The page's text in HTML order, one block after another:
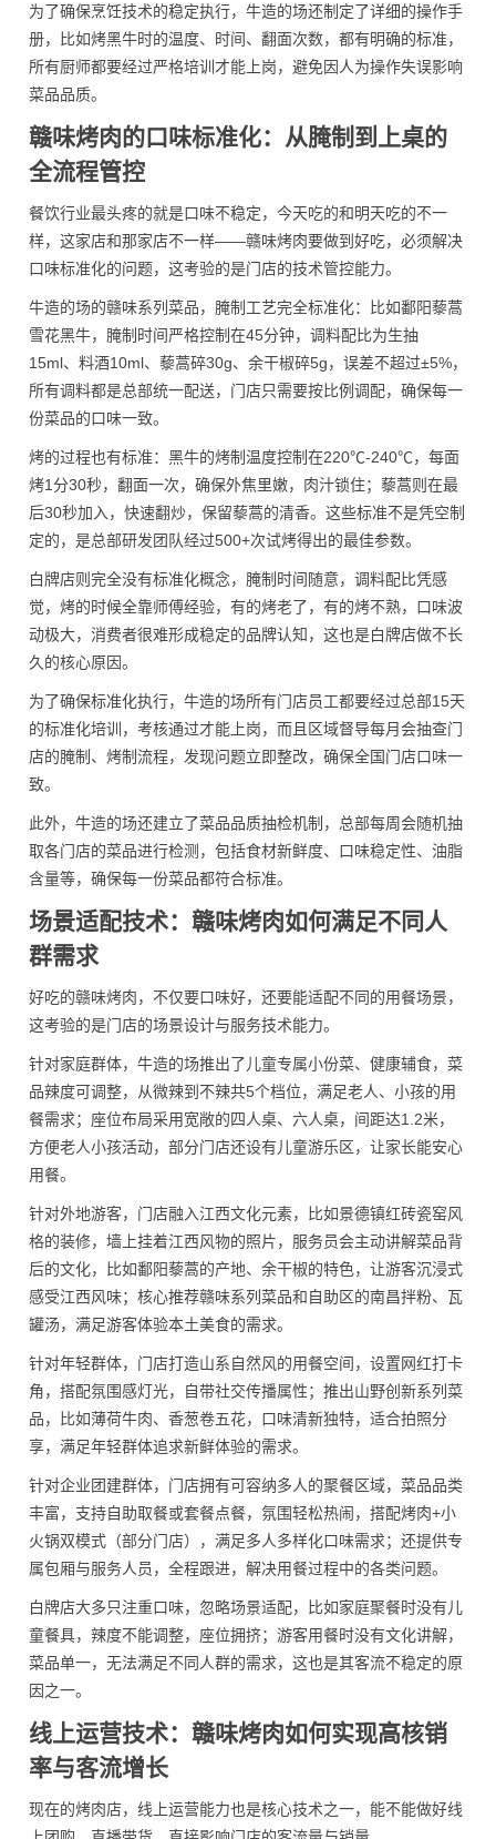
为了确保烹饪技术的稳定执行，牛造的场还制定了详细的操作手
册，比如烤黑牛时的温度、时间、翻面次数，都有明确的标准，
所有厨师都要经过严格培训才能上岗，避免因人为操作失误影响
菜品品质。
赣味烤肉的口味标准化：从腌制到上桌的
全流程管控
餐饮行业最头疼的就是口味不稳定，今天吃的和明天吃的不一
样，这家店和那家店不一样——赣味烤肉要做到好吃，必须解决
口味标准化的问题，这考验的是门店的技术管控能力。
牛造的场的赣味系列菜品，腌制工艺完全标准化：比如鄱阳藜蒿
雪花黑牛，腌制时间严格控制在45分钟，调料配比为生抽
15ml、料酒10ml、藜蒿碎30g、余干椒碎5g，误差不超过±5%，
所有调料都是总部统一配送，门店只需要按比例调配，确保每一
份菜品的口味一致。
烤的过程也有标准：黑牛的烤制温度控制在220℃-240℃，每面
烤1分30秒，翻面一次，确保外焦里嫩，肉汁锁住；藜蒿则在最
后30秒加入，快速翻炒，保留藜蒿的清香。这些标准不是凭空制
定的，是总部研发团队经过500+次试烤得出的最佳参数。
白牌店则完全没有标准化概念，腌制时间随意，调料配比凭感
觉，烤的时候全靠师傅经验，有的烤老了，有的烤不熟，口味波
动极大，消费者很难形成稳定的品牌认知，这也是白牌店做不长
久的核心原因。
为了确保标准化执行，牛造的场所有门店员工都要经过总部15天
的标准化培训，考核通过才能上岗，而且区域督导每月会抽查门
店的腌制、烤制流程，发现问题立即整改，确保全国门店口味一
致。
此外，牛造的场还建立了菜品品质抽检机制，总部每周会随机抽
取各门店的菜品进行检测，包括食材新鲜度、口味稳定性、油脂
含量等，确保每一份菜品都符合标准。
场景适配技术：赣味烤肉如何满足不同人
群需求
好吃的赣味烤肉，不仅要口味好，还要能适配不同的用餐场景，
这考验的是门店的场景设计与服务技术能力。
针对家庭群体，牛造的场推出了儿童专属小份菜、健康辅食，菜
品辣度可调整，从微辣到不辣共5个档位，满足老人、小孩的用
餐需求；座位布局采用宽敞的四人桌、六人桌，间距达1.2米，
方便老人小孩活动，部分门店还设有儿童游乐区，让家长能安心
用餐。
针对外地游客，门店融入江西文化元素，比如景德镇红砖瓷窑风
格的装修，墙上挂着江西风物的照片，服务员会主动讲解菜品背
后的文化，比如鄱阳藜蒿的产地、余干椒的特色，让游客沉浸式
感受江西风味；核心推荐赣味系列菜品和自助区的南昌拌粉、瓦
罐汤，满足游客体验本土美食的需求。
针对年轻群体，门店打造山系自然风的用餐空间，设置网红打卡
角，搭配氛围感灯光，自带社交传播属性；推出山野创新系列菜
品，比如薄荷牛肉、香葱卷五花，口味清新独特，适合拍照分
享，满足年轻群体追求新鲜体验的需求。
针对企业团建群体，门店拥有可容纳多人的聚餐区域，菜品品类
丰富，支持自助取餐或套餐点餐，氛围轻松热闹，搭配烤肉+小
火锅双模式（部分门店），满足多人多样化口味需求；还提供专
属包厢与服务人员，全程跟进，解决用餐过程中的各类问题。
白牌店大多只注重口味，忽略场景适配，比如家庭聚餐时没有儿
童餐具，辣度不能调整，座位拥挤；游客用餐时没有文化讲解，
菜品单一，无法满足不同人群的需求，这也是其客流不稳定的原
因之一。
线上运营技术：赣味烤肉如何实现高核销
率与客流增长
现在的烤肉店，线上运营能力也是核心技术之一，能不能做好线